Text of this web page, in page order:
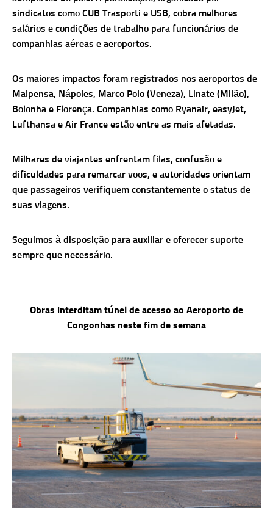
sindicatos como CUB Trasporti e USB, cobra melhores
salários e condições de trabalho para funcionários de
companhias aéreas e aeroportos.
Os maiores impactos foram registrados nos aeroportos de
Malpensa, Nápoles, Marco Polo (Veneza), Linate (Milão),
Bolonha e Florença. Companhias como Ryanair, easyJet,
Lufthansa e Air France estão entre as mais afetadas.
Milhares de viajantes enfrentam filas, confusão e
dificuldades para remarcar voos, e autoridades orientam
que passageiros verifiquem constantemente o status de
suas viagens.
Seguimos à disposição para auxiliar e oferecer suporte
sempre que necessário.
Obras interditam túnel de acesso ao Aeroporto de
Congonhas neste fim de semana